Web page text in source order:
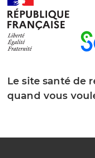
Le site santé de
quand vous